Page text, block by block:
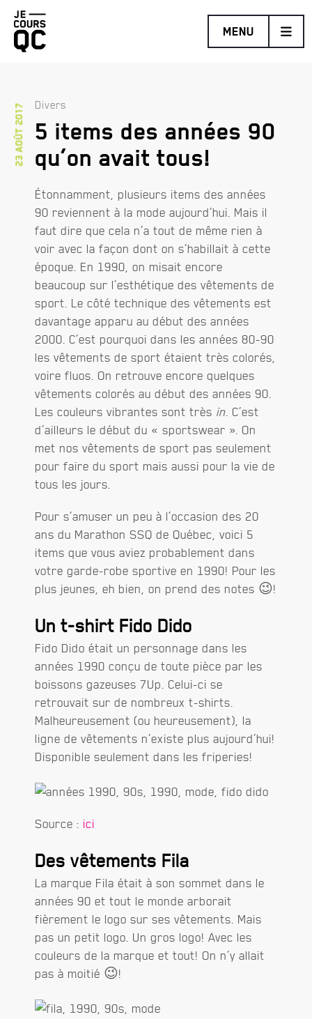
Retourner
à
MENU
MARATHON BENEVA DE QUÉBEC PRÉSENTÉ PAR BRUNET
DEMI-MARATHON DE LÉVIS PROMUTUEL ASSURANCE
TRAIL COUREUR DES BOIS DE DUCHESNAY PRÉSENTÉ PAR
DÉFI DES ESCALIERS FIZZ
23 août 2017 Divers
5 items des années 90
qu’on avait tous!
Étonnamment, plusieurs items des années
90 reviennent à la mode aujourd’hui. Mais il
faut dire que cela n’a tout de même rien à
voir avec la façon dont on s’habillait à cette
époque. En 1990, on misait encore
beaucoup sur l’esthétique des vêtements de
sport. Le côté technique des vêtements est
davantage apparu au début des années
2000. C’est pourquoi dans les années 80-90
les vêtements de sport étaient très colorés,
voire fluos. On retrouve encore quelques
vêtements colorés au début des années 90.
Les couleurs vibrantes sont très in . C’est
d’ailleurs le début du « sportswear ». On
met nos vêtements de sport pas seulement
pour faire du sport mais aussi pour la vie de
tous les jours.
Pour s’amuser un peu à l’occasion des 20
ans du Marathon SSQ de Québec, voici 5
items que vous aviez probablement dans
votre garde-robe sportive en 1990! Pour les
plus jeunes, eh bien, on prend des notes 😉!
Un t-shirt Fido Dido
Fido Dido était un personnage dans les
années 1990 conçu de toute pièce par les
boissons gazeuses 7Up. Celui-ci se
retrouvait sur de nombreux t-shirts.
Malheureusement (ou heureusement), la
ligne de vêtements n’existe plus aujourd’hui!
Disponible seulement dans les friperies!
Source : ici
Des vêtements Fila
La marque Fila était à son sommet dans le
années 90 et tout le monde arborait
fièrement le logo sur ses vêtements. Mais
pas un petit logo. Un gros logo! Avec les
couleurs de la marque et tout! On n’y allait
pas à moitié 😉!